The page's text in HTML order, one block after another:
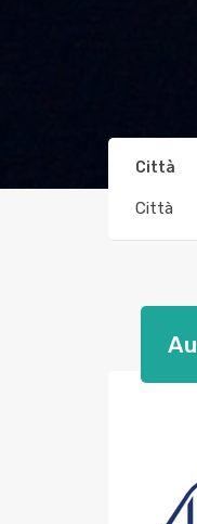
Città
Città